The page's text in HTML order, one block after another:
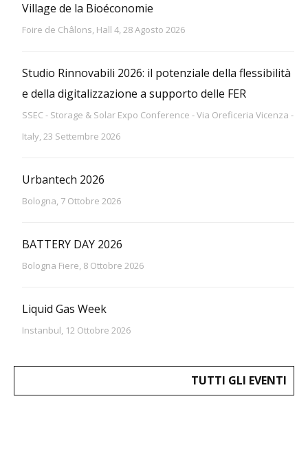
Village de la Bioéconomie
Foire de Châlons, Hall 4, 28 Agosto 2026
Studio Rinnovabili 2026: il potenziale della flessibilità
e della digitalizzazione a supporto delle FER
SSEC - Storage & Solar Expo Conference - Via Oreficeria Vicenza -
Italy, 23 Settembre 2026
Urbantech 2026
Bologna, 7 Ottobre 2026
BATTERY DAY 2026
Bologna Fiere, 8 Ottobre 2026
Liquid Gas Week
Instanbul, 12 Ottobre 2026
TUTTI GLI EVENTI